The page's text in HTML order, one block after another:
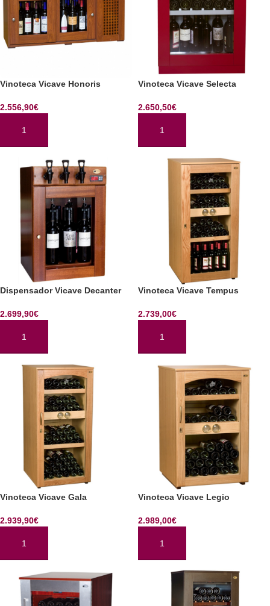
Vinoteca Vicave Honoris
2.556,90€
AÑADIR AL CARRITO
Vinoteca Vicave Selecta
2.650,50€
AÑADIR AL CARRITO
Dispensador Vicave Decanter
2.699,90€
AÑADIR AL CARRITO
Vinoteca Vicave Tempus
2.739,00€
AÑADIR AL CARRITO
Vinoteca Vicave Gala
2.939,90€
AÑADIR AL CARRITO
Vinoteca Vicave Legio
2.989,00€
AÑADIR AL CARRITO